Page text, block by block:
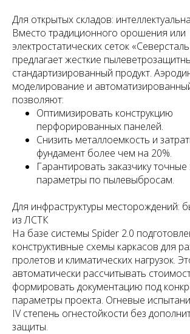
Для открытых складов:
Вместо традиционного орошения или
электростатических сеток
предлагает жесткие
стандартизированный продукт.
моделирование и
позволяют:
Оптимизировать конструкцию
перфорированных панелей.
Снизить металлоемкость и
фундамент более чем на 20%.
Гарантировать заказчику точные
параметры по пылевыбросам.
Для инфраструктуры месторождений:
из ЛСТК
На базе системы Spider 2.0
конструктивные схемы каркасов для
пролетов и климатических нагрузок.
автоматически рассчитывать
формировать документацию под
параметры проекта. Огневые
IV степень огнестойкости без
защиты.